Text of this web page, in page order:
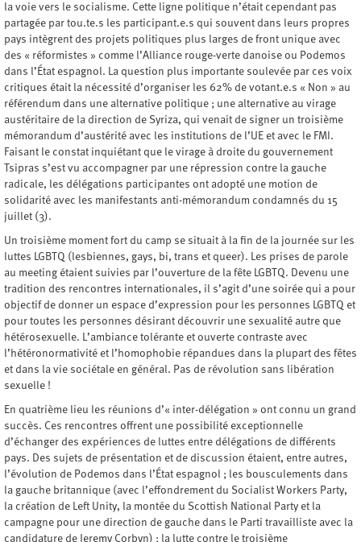
la voie vers le socialisme. Cette ligne politique n’était cependant pas
partagée par tou.te.s les participant.e.s qui souvent dans leurs propres
pays intègrent des projets politiques plus larges de front unique avec
des « réformistes » comme l’Alliance rouge-verte danoise ou Podemos
dans l’État espagnol. La question plus importante soulevée par ces voix
critiques était la nécessité d’organiser les 62% de votant.e.s « Non » au
référendum dans une alternative politique ; une alternative au virage
austéritaire de la direction de Syriza, qui venait de signer un troisième
mémorandum d’austérité avec les institutions de l’UE et avec le FMI.
Faisant le constat inquiétant que le virage à droite du gouvernement
Tsipras s’est vu accompagner par une répression contre la gauche
radicale, les délégations participantes ont adopté une motion de
solidarité avec les manifestants anti-mémorandum condamnés du 15
juillet (3).
Un troisième moment fort du camp se situait à la fin de la journée sur les
luttes LGBTQ (lesbiennes, gays, bi, trans et queer). Les prises de parole
au meeting étaient suivies par l’ouverture de la fête LGBTQ. Devenu une
tradition des rencontres internationales, il s’agit d’une soirée qui a pour
objectif de donner un espace d’expression pour les personnes LGBTQ et
pour toutes les personnes désirant découvrir une sexualité autre que
hétérosexuelle. L’ambiance tolérante et ouverte contraste avec
l’hétéronormativité et l’homophobie répandues dans la plupart des fêtes
et dans la vie sociétale en général. Pas de révolution sans libération
sexuelle !
En quatrième lieu les réunions d’« inter-délégation » ont connu un grand
succès. Ces rencontres offrent une possibilité exceptionnelle
d’échanger des expériences de luttes entre délégations de différents
pays. Des sujets de présentation et de discussion étaient, entre autres,
l’évolution de Podemos dans l’État espagnol ; les bousculements dans
la gauche britannique (avec l’effondrement du Socialist Workers Party,
la création de Left Unity, la montée du Scottish National Party et la
campagne pour une direction de gauche dans le Parti travailliste avec la
candidature de Jeremy Corbyn) ; la lutte contre le troisième